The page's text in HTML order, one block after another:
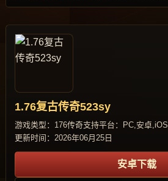
1.76复古传奇523sy
游戏类型：176传奇支持平台：PC,安卓,iOS
更新时间：2026年06月25日
安卓下载